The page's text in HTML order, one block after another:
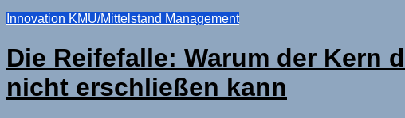
Innovation KMU/Mittelstand Management
Die Reifefalle: Warum der Kern
nicht erschließen kann